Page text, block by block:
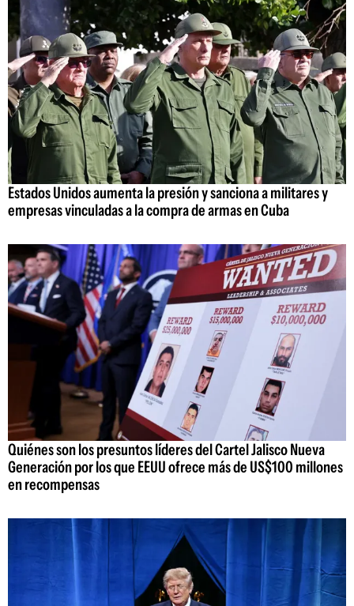
Estados Unidos aumenta la presión y sanciona a militares y
empresas vinculadas a la compra de armas en Cuba
Quiénes son los presuntos líderes del Cartel Jalisco Nueva
Generación por los que EEUU ofrece más de US$100 millones
en recompensas